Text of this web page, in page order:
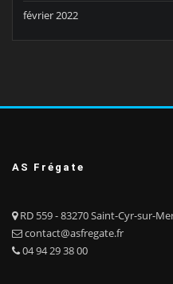
février 2022
AS Frégate
RD 559 - 83270 Saint-Cyr-sur-
contact@asfregate.fr
04 94 29 38 00